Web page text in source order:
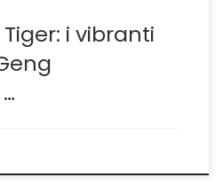
i vibranti